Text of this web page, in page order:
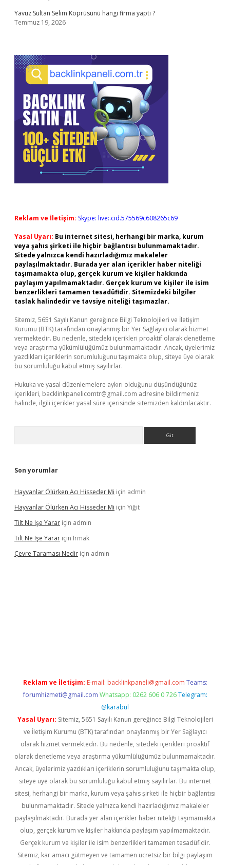
Yavuz Sultan Selim Köprüsünü hangi firma yaptı ?
Temmuz 19, 2026
Reklam ve İletişim: Skype: live:.cid.575569c608265c69
Yasal Uyarı: Bu internet sitesi, herhangi bir marka, kurum
veya şahıs şirketi ile hiçbir bağlantısı bulunmamaktadır.
Sitede yalnızca kendi hazırladığımız makaleler
paylaşılmaktadır. Burada yer alan içerikler haber niteliği
taşımamakta olup, gerçek kurum ve kişiler hakkında
paylaşım yapılmamaktadır. Gerçek kurum ve kişiler ile isim
benzerlikleri tamamen tesadüfidir. Sitemizdeki bilgiler
taslak halindedir ve tavsiye niteliği taşımazlar.
Sitemiz, 5651 Sayılı Kanun gereğince Bilgi Teknolojileri ve İletişim
Kurumu (BTK) tarafından onaylanmış bir Yer Sağlayıcı olarak hizmet
vermektedir. Bu nedenle, sitedeki içerikleri proaktif olarak denetleme
veya araştırma yükümlülüğümüz bulunmamaktadır. Ancak, üyelerimiz
yazdıkları içeriklerin sorumluluğunu taşımakta olup, siteye üye olarak
bu sorumluluğu kabul etmiş sayılırlar.
Hukuka ve yasal düzenlemelere aykırı olduğunu düşündüğünüz
içerikleri, backlinkpanelicomtr@gmail.com adresine bildirmeniz
halinde, ilgili içerikler yasal süre içerisinde sitemizden kaldırılacaktır.
Son yorumlar
Hayvanlar Ölürken Acı Hisseder Mi için admin
Hayvanlar Ölürken Acı Hisseder Mi için Yiğit
Tilt Ne Işe Yarar için admin
Tilt Ne Işe Yarar için Irmak
Çevre Taraması Nedir için admin
Reklam ve İletişim: E-mail: backlinkpaneli@gmail.com Teams:
forumhizmeti@gmail.com Whatsapp: 0262 606 0 726 Telegram:
@karabul
Yasal Uyarı: Sitemiz, 5651 Sayılı Kanun gereğince Bilgi Teknolojileri
ve İletişim Kurumu (BTK) tarafından onaylanmış bir Yer Sağlayıcı
olarak hizmet vermektedir. Bu nedenle, sitedeki içerikleri proaktif
olarak denetleme veya araştırma yükümlülüğümüz bulunmamaktadır.
Ancak, üyelerimiz yazdıkları içeriklerin sorumluluğunu taşımakta olup,
siteye üye olarak bu sorumluluğu kabul etmiş sayılırlar. Bu internet
sitesi, herhangi bir marka, kurum veya şahıs şirketi ile hiçbir bağlantısı
bulunmamaktadır. Sitede yalnızca kendi hazırladığımız makaleler
paylaşılmaktadır. Burada yer alan içerikler haber niteliği taşımamakta
olup, gerçek kurum ve kişiler hakkında paylaşım yapılmamaktadır.
Gerçek kurum ve kişiler ile isim benzerlikleri tamamen tesadüfidir.
Sitemiz, kar amacı gütmeyen ve tamamen ücretsiz bir bilgi paylaşım